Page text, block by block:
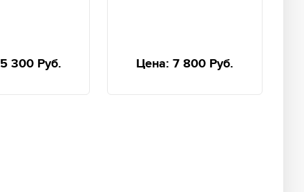
5 300 Руб. Цена: 7 800 Руб.